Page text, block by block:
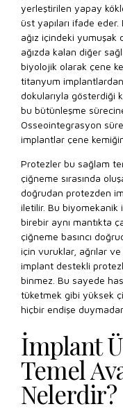
yerleştirilen yapay
üst yapıları ifade
ağız içindeki
ağızda kalan diğer
biyolojik olarak çene
titanyum
dokularıyla gösterdiği
bu bütünleşme
Osseointegrasyon
implantlar çene
Protezler bu sağlam
çiğneme sırasında
doğrudan protezden
iletilir. Bu biyomekanik
birebir aynı mantıkta
çiğneme basıncı
için vuruklar, ağrılar
implant destekli
binmez. Bu sayede
tüketmek gibi yüksek
hiçbir endişe
İmplant
Temel
Nelerdir?